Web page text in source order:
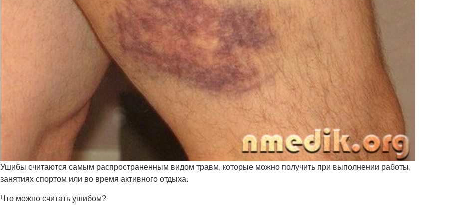
Ушибы считаются самым распространенным видом травм, которые можно получить при выполнении работы,
занятиях спортом или во время активного отдыха.
Что можно считать ушибом?